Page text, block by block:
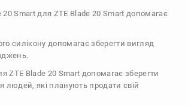
Smart для ZTE Blade 20 Smart допомагає
силікону допомагає зберегти вигляд
ZTE Blade 20 Smart допомагає зберегти
людей, які планують продати свій